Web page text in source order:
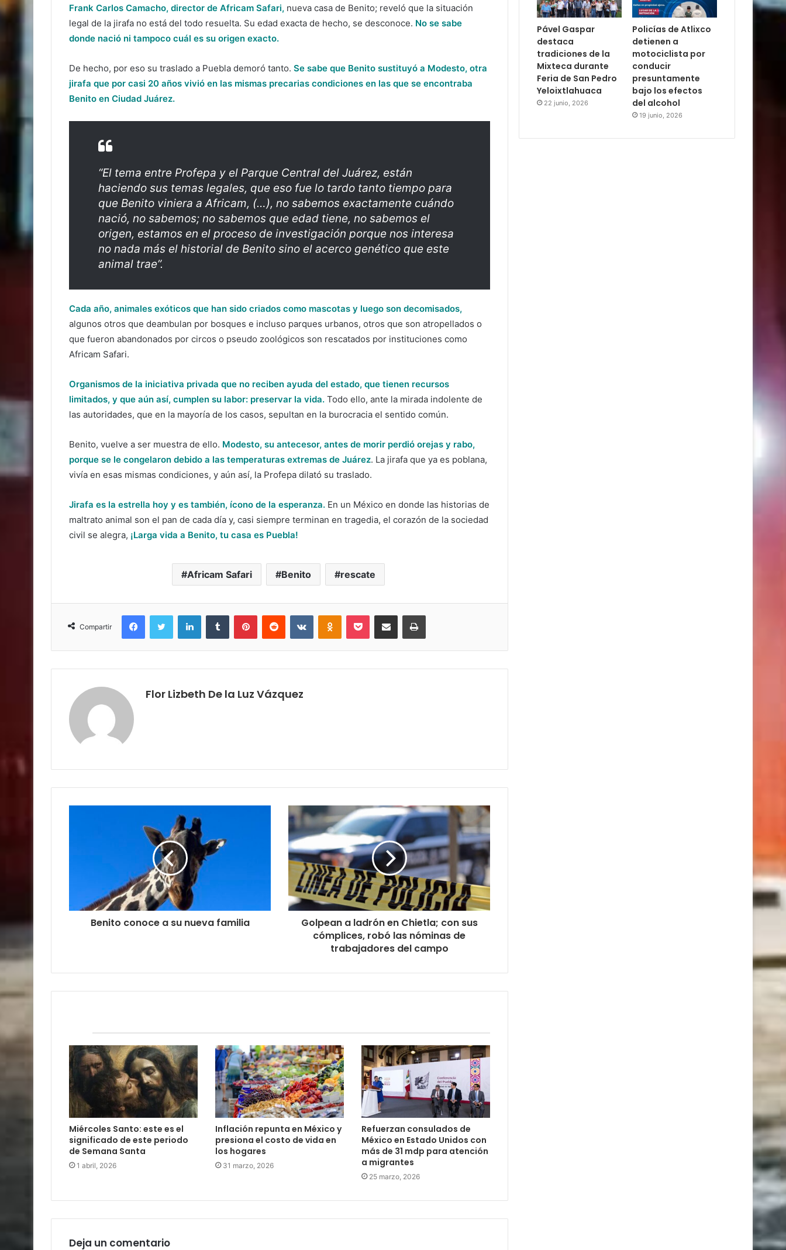
Frank Carlos Camacho, director de Africam Safari, nueva casa de Benito; reveló que la situación
legal de la jirafa no está del todo resuelta. Su edad exacta de hecho, se desconoce. No se sabe
donde nació ni tampoco cuál es su origen exacto.
De hecho, por eso su traslado a Puebla demoró tanto. Se sabe que Benito sustituyó a Modesto, otra
jirafa que por casi 20 años vivió en las mismas precarias condiciones en las que se encontraba
Benito en Ciudad Juárez.
“El tema entre Profepa y el Parque Central del Juárez, están
haciendo sus temas legales, que eso fue lo tardo tanto tiempo para
que Benito viniera a Africam, (…), no sabemos exactamente cuándo
nació, no sabemos; no sabemos que edad tiene, no sabemos el
origen, estamos en el proceso de investigación porque nos interesa
no nada más el historial de Benito sino el acerco genético que este
animal trae”.
Cada año, animales exóticos que han sido criados como mascotas y luego son decomisados,
algunos otros que deambulan por bosques e incluso parques urbanos, otros que son atropellados o
que fueron abandonados por circos o pseudo zoológicos son rescatados por instituciones como
Africam Safari.
Organismos de la iniciativa privada que no reciben ayuda del estado, que tienen recursos
limitados, y que aún así, cumplen su labor: preservar la vida. Todo ello, ante la mirada indolente de
las autoridades, que en la mayoría de los casos, sepultan en la burocracia el sentido común.
Benito, vuelve a ser muestra de ello. Modesto, su antecesor, antes de morir perdió orejas y rabo,
porque se le congelaron debido a las temperaturas extremas de Juárez. La jirafa que ya es poblana,
vivía en esas mismas condiciones, y aún así, la Profepa dilató su traslado.
Jirafa es la estrella hoy y es también, ícono de la esperanza. En un México en donde las historias de
maltrato animal son el pan de cada día y, casi siempre terminan en tragedia, el corazón de la sociedad
civil se alegra, ¡Larga vida a Benito, tu casa es Puebla!
Africam Safari Benito rescate
Compartir
FacebookTwitter LinkedInTumblr PinterestReddit VKontakteOdnoklassniki
Pocket Share via Email Print
Flor Lizbeth De la Luz Vázquez
Benito conoce a su nueva familia
Golpean a ladrón en Chietla; con sus
cómplices, robó las nóminas de
trabajadores del campo
Miércoles Santo: este es el
significado de este periodo
de Semana Santa
1 abril, 2026
Inflación repunta en México y
presiona el costo de vida en
los hogares
31 marzo, 2026
Refuerzan consulados de
México en Estado Unidos con
más de 31 mdp para atención
a migrantes
25 marzo, 2026
Deja un comentario
Pável Gaspar
destaca
tradiciones de la
Mixteca durante
Feria de San Pedro
Yeloixtlahuaca
22 junio, 2026
Policías de Atlixco
detienen a
motociclista por
conducir
presuntamente
bajo los efectos
del alcohol
19 junio, 2026